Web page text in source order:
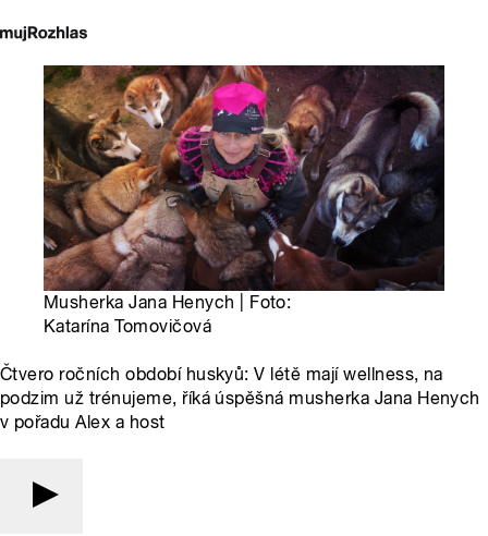
Musherka Jana Henych | Foto:
Katarína Tomovičová
Čtvero ročních období huskyů: V létě mají wellness, na
podzim už trénujeme, říká úspěšná musherka Jana Henych
v pořadu Alex a host